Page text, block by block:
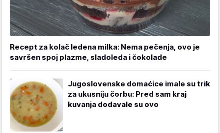
Recept za kolač ledena milka: Nema pečenja, ovo je
savršen spoj plazme, sladoleda i čokolade
Jugoslovenske domaćice imale su trik
za ukusniju čorbu: Pred sam kraj
kuvanja dodavale su ovo